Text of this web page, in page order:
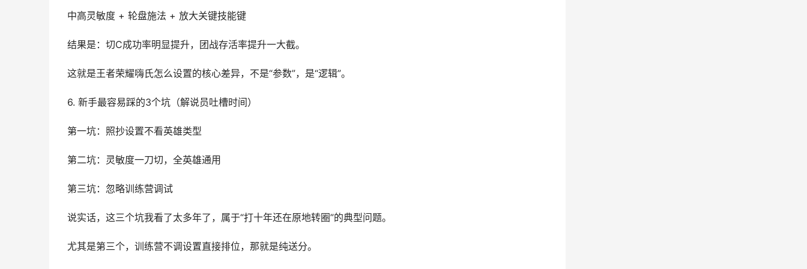
中高灵敏度 + 轮盘施法 + 放大关键技能键
结果是：切C成功率明显提升，团战存活率提升一大截。
这就是王者荣耀嗨氏怎么设置的核心差异，不是“参数”，是“逻辑”。
6. 新手最容易踩的3个坑（解说员吐槽时间）
第一坑：照抄设置不看英雄类型
第二坑：灵敏度一刀切，全英雄通用
第三坑：忽略训练营调试
说实话，这三个坑我看了太多年了，属于“打十年还在原地转圈”的典型问题。
尤其是第三个，训练营不调设置直接排位，那就是纯送分。